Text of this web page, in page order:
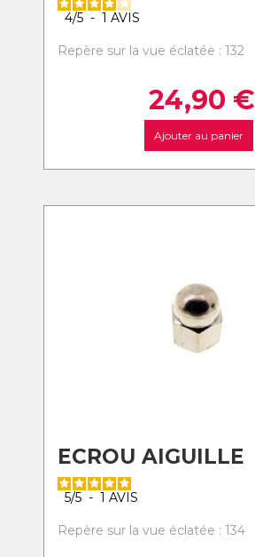
4/5 - 1 AVIS
Repère sur la vue éclatée : 132
24,90 €
Ajouter au panier
ECROU AIGUILLE
5/5 - 1 AVIS
Repère sur la vue éclatée : 134